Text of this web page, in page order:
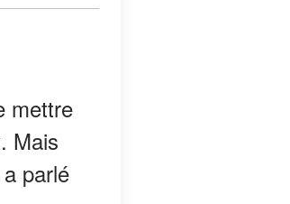
mettre
Mais
parlé